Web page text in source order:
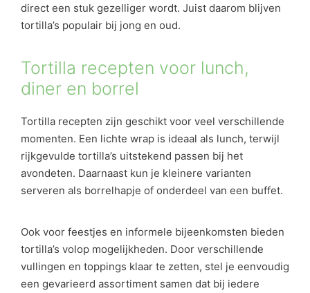
direct een stuk gezelliger wordt. Juist daarom blijven
tortilla’s populair bij jong en oud.
Tortilla recepten voor lunch,
diner en borrel
Tortilla recepten zijn geschikt voor veel verschillende
momenten. Een lichte wrap is ideaal als lunch, terwijl
rijkgevulde tortilla’s uitstekend passen bij het
avondeten. Daarnaast kun je kleinere varianten
serveren als borrelhapje of onderdeel van een buffet.
Ook voor feestjes en informele bijeenkomsten bieden
tortilla’s volop mogelijkheden. Door verschillende
vullingen en toppings klaar te zetten, stel je eenvoudig
een gevarieerd assortiment samen dat bij iedere